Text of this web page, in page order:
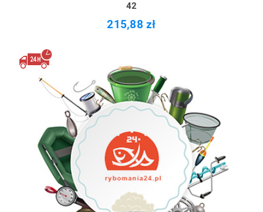
42
215,88 zł